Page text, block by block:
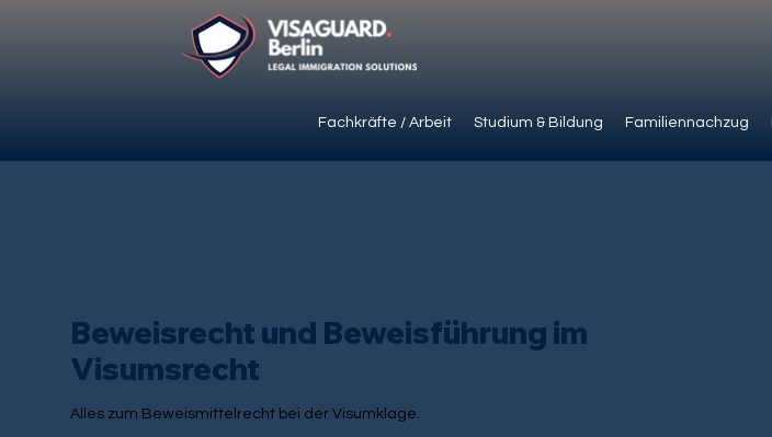
Fachkräfte / Arbeit Studium & Bildung Familiennachzug
Beweisrecht und Beweisführung im
Visumsrecht
Alles zum Beweismittelrecht bei der Visumklage.